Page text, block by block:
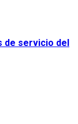
de servicio del